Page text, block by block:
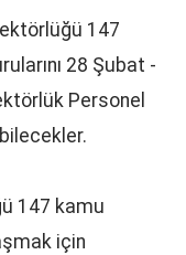
147
28 Şubat -
Personel
147 kamu
için